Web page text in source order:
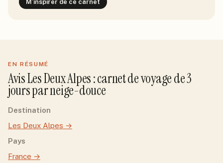
M'inspirer de ce carnet
EN RÉSUMÉ
AvisLes Deux Alpes: carnet de voyage de3
joursparneige-douce
Destination
Les Deux Alpes →
Pays
France →